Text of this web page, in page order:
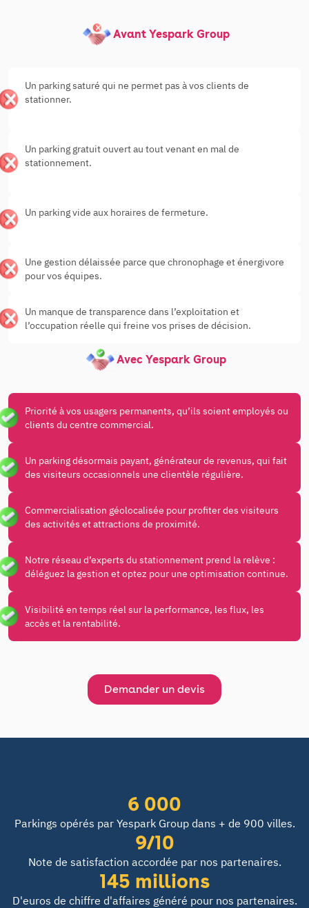
Avant Yespark Group
Un parking saturé qui ne permet pas à vos clients de
stationner.
Un parking gratuit ouvert au tout venant en mal de
stationnement.
Un parking vide aux horaires de fermeture.
Une gestion délaissée parce que chronophage et énergivore
pour vos équipes.
Un manque de transparence dans l’exploitation et
l’occupation réelle qui freine vos prises de décision.
Avec Yespark Group
Priorité à vos usagers permanents, qu’ils soient employés ou
clients du centre commercial.
Un parking désormais payant, générateur de revenus, qui fait
des visiteurs occasionnels une clientèle régulière.
Commercialisation géolocalisée pour profiter des visiteurs
des activités et attractions de proximité.
Notre réseau d’experts du stationnement prend la relève :
déléguez la gestion et optez pour une optimisation continue.
Visibilité en temps réel sur la performance, les flux, les
accès et la rentabilité.
Demander un devis
6 000
Parkings opérés par Yespark Group dans + de 900 villes.
9/10
Note de satisfaction accordée par nos partenaires.
145 millions
D'euros de chiffre d'affaires généré pour nos partenaires.